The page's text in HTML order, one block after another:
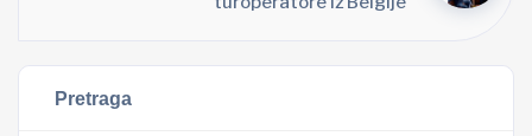
Pretraga